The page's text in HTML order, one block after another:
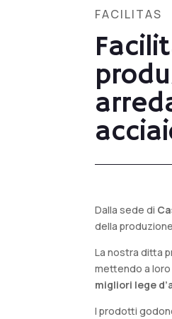
FACILITAS
Dalla sede di
della
La nostra ditta
mettendo a
migliori lege
I prodotti